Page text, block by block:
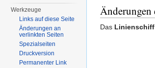
Änderungen
Das Linienschiff
Werkzeuge
Links auf diese Seite
Änderungen an
verlinkten Seiten
Spezialseiten
Druckversion
Permanenter Link